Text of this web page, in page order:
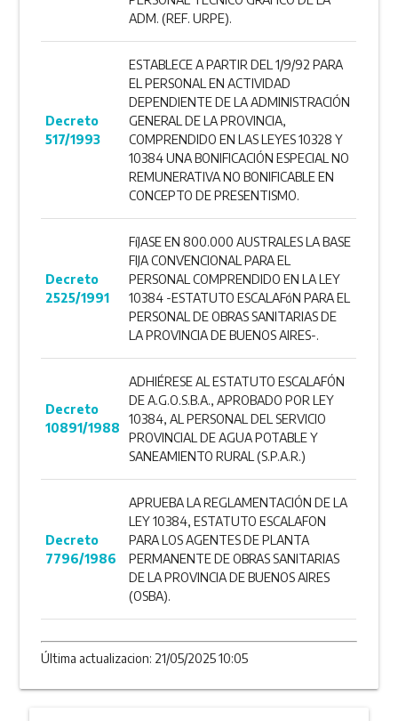
ADM. (REF. URPE).
Decreto
517/1993
ESTABLECE A PARTIR DEL 1/9/92 PARA
EL PERSONAL EN ACTIVIDAD
DEPENDIENTE DE LA ADMINISTRACIÓN
GENERAL DE LA PROVINCIA,
COMPRENDIDO EN LAS LEYES 10328 Y
10384 UNA BONIFICACIÓN ESPECIAL NO
REMUNERATIVA NO BONIFICABLE EN
CONCEPTO DE PRESENTISMO.
Decreto
2525/1991
FíJASE EN 800.000 AUSTRALES LA BASE
FIJA CONVENCIONAL PARA EL
PERSONAL COMPRENDIDO EN LA LEY
10384 -ESTATUTO ESCALAFóN PARA EL
PERSONAL DE OBRAS SANITARIAS DE
LA PROVINCIA DE BUENOS AIRES-.
Decreto
10891/1988
ADHIÉRESE AL ESTATUTO ESCALAFÓN
DE A.G.O.S.B.A., APROBADO POR LEY
10384, AL PERSONAL DEL SERVICIO
PROVINCIAL DE AGUA POTABLE Y
SANEAMIENTO RURAL (S.P.A.R.)
Decreto
7796/1986
APRUEBA LA REGLAMENTACIÓN DE LA
LEY 10384, ESTATUTO ESCALAFON
PARA LOS AGENTES DE PLANTA
PERMANENTE DE OBRAS SANITARIAS
DE LA PROVINCIA DE BUENOS AIRES
(OSBA).
Última actualizacion: 21/05/2025 10:05